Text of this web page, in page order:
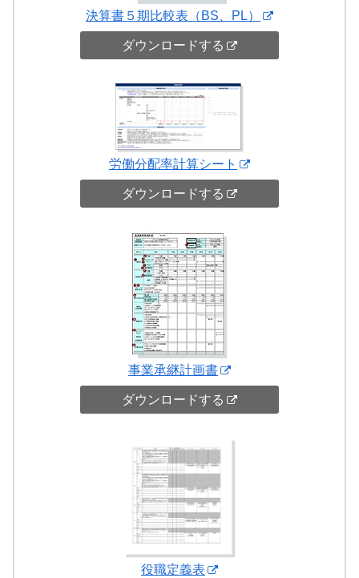
決算書５期比較表（BS、PL）
ダウンロードする
労働分配率計算シート
ダウンロードする
事業承継計画書
ダウンロードする
役職定義表